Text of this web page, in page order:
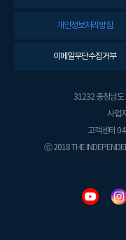
개인정보처리방침
이메일무단수집거부
31232 충청남도
사업
고객센터
ⓒ 2018 THE